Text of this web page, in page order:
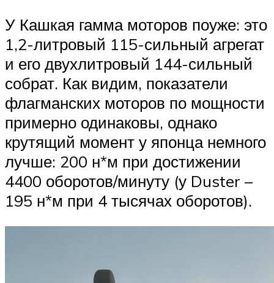
У Кашкая гамма моторов поуже: это
1,2-литровый 115-сильный агрегат
и его двухлитровый 144-сильный
собрат. Как видим, показатели
флагманских моторов по мощности
примерно одинаковы, однако
крутящий момент у японца немного
лучше: 200 н*м при достижении
4400 оборотов/минуту (у Duster –
195 н*м при 4 тысячах оборотов).